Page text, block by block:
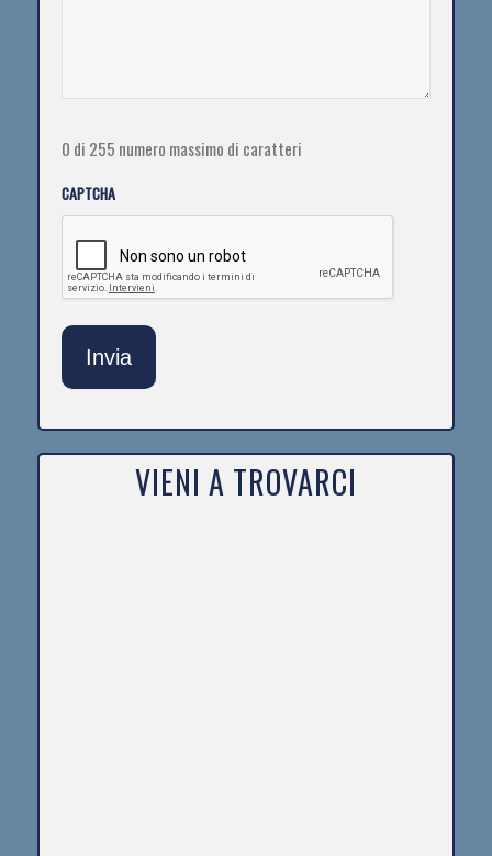
0 di 255 numero massimo di caratteri
CAPTCHA
VIENI A TROVARCI